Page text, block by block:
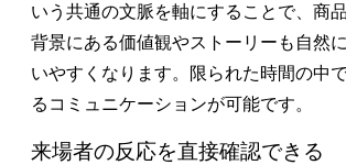
いう共通の文脈を軸にすることで、商
背景にある価値観やストーリーも自然
いやすくなります。限られた時間の中
るコミュニケーションが可能です。
来場者の反応を直接確認できる